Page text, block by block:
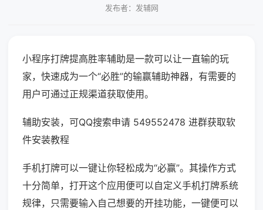
发布者：发辅网
小程序打牌提高胜率辅助是一款可以让一直输的玩
家，快速成为一个“必胜”的输赢辅助神器，有需要的
用户可通过正规渠道获取使用。
辅助安装，可QQ搜索申请 549552478 进群获取软
件安装教程
手机打牌可以一键让你轻松成为“必赢”。其操作方式
十分简单，打开这个应用便可以自定义手机打牌系统
规律，只需要输入自己想要的开挂功能，一键便可以